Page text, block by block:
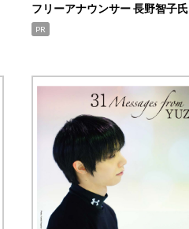
フリーアナウンサー 長野智子氏
PR